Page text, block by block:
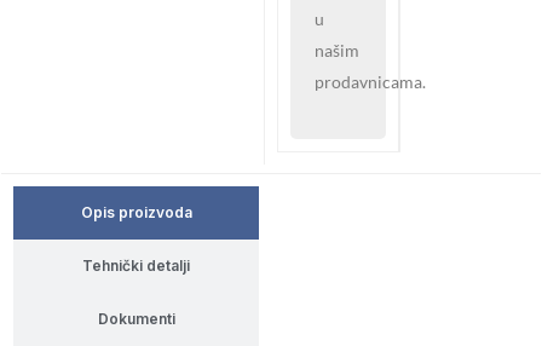
u
našim
prodavnicama.
Opis proizvoda
Tehnički detalji
Dokumenti